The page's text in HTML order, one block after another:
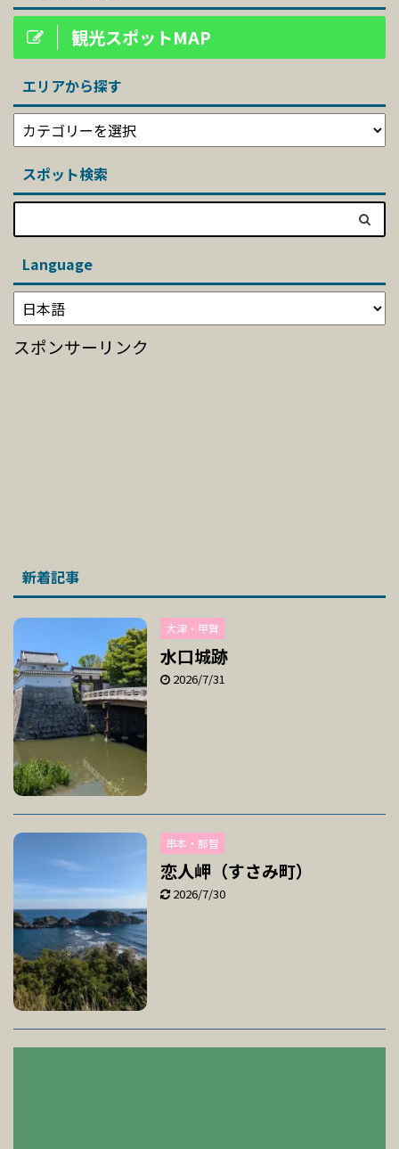
観光スポットMAP
エリアから探す
スポット検索
Language
スポンサーリンク
新着記事
大津・甲賀
水口城跡
2026/7/31
串本・那智
恋人岬（すさみ町）
2026/7/30